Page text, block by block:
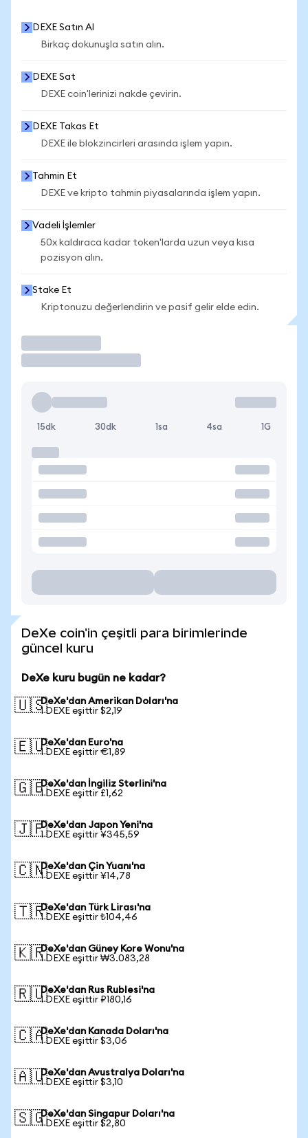
DEXE Satın Al
Birkaç dokunuşla satın alın.
DEXE Sat
DEXE coin'lerinizi nakde çevirin.
DEXE Takas Et
DEXE ile blokzincirleri arasında işlem yapın.
Tahmin Et
DEXE ve kripto tahmin piyasalarında işlem yapın.
Vadeli İşlemler
50x kaldıraca kadar token'larda uzun veya kısa
pozisyon alın.
Stake Et
Kriptonuzu değerlendirin ve pasif gelir elde edin.
15dk 30dk 1sa 4sa 1G
DeXe coin'in çeşitli para birimlerinde
güncel kuru
DeXe kuru bugün ne kadar?
🇺🇸DeXe'dan Amerikan Doları'na
1 DEXE eşittir $2,19
🇪🇺DeXe'dan Euro'na
1 DEXE eşittir €1,89
🇬🇧DeXe'dan İngiliz Sterlini'na
1 DEXE eşittir £1,62
🇯🇵DeXe'dan Japon Yeni'na
1 DEXE eşittir ¥345,59
🇨🇳DeXe'dan Çin Yuanı'na
1 DEXE eşittir ¥14,78
🇹🇷DeXe'dan Türk Lirası'na
1 DEXE eşittir ₺104,46
🇰🇷DeXe'dan Güney Kore Wonu'na
1 DEXE eşittir ₩3.083,28
🇷🇺DeXe'dan Rus Rublesi'na
1 DEXE eşittir ₽180,16
🇨🇦DeXe'dan Kanada Doları'na
1 DEXE eşittir $3,06
🇦🇺DeXe'dan Avustralya Doları'na
1 DEXE eşittir $3,10
🇸🇬DeXe'dan Singapur Doları'na
1 DEXE eşittir $2,80